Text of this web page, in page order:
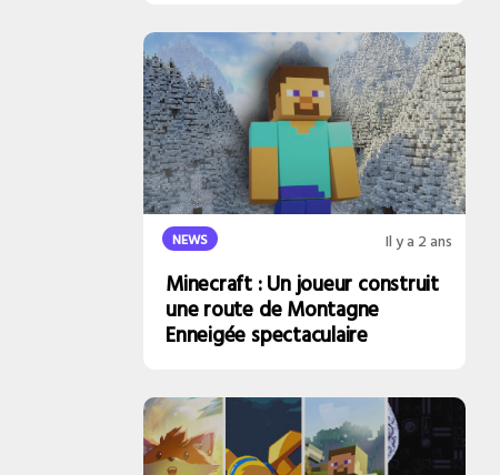
NEWS Il y a 2 ans
Minecraft : Un joueur construit
une route de Montagne
Enneigée spectaculaire